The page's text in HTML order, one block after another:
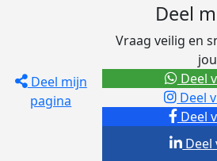
Deel mijn
pagina
Deel
Vraag veilig en
Deel
Deel
Deel
Deel